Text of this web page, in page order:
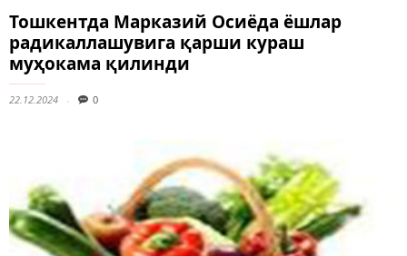
Тошкентда Марказий Осиёда ёшлар
радикаллашувига қарши кураш
муҳокама қилинди
22.12.2024 0